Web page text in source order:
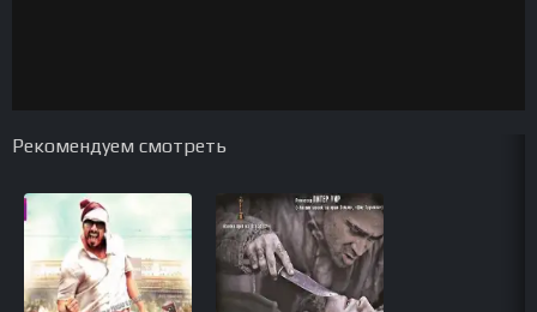
Рекомендуем смотреть